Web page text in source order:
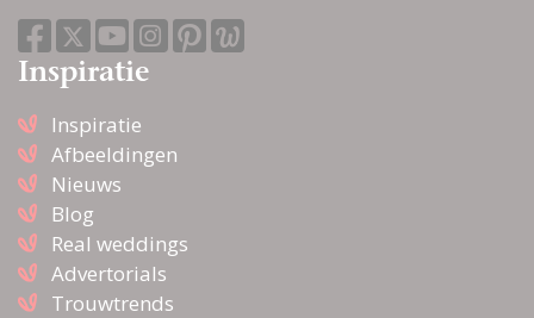
Inspiratie
Inspiratie
Afbeeldingen
Nieuws
Blog
Real weddings
Advertorials
Trouwtrends